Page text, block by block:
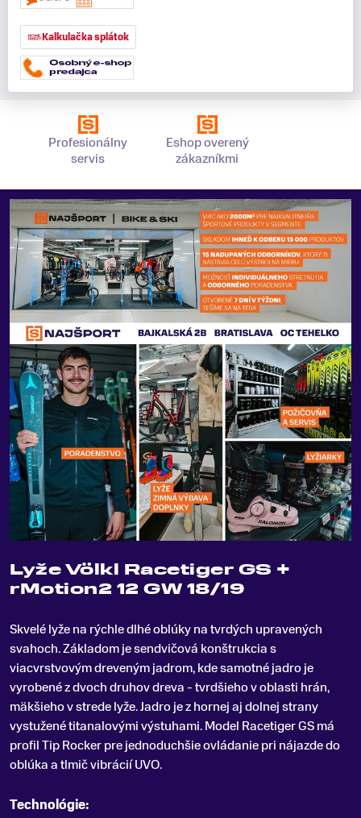
Kalkulačka splátok
Profesionálny
servis
Eshop overený
zákazníkmi
Lyže Völkl Racetiger GS +
rMotion2 12 GW 18/19
Skvelé lyže na rýchle dlhé oblúky na tvrdých upravených
svahoch.Základom je sendvičová konštrukcia s
viacvrstvovým dreveným jadrom, kde samotné jadro je
vyrobené z dvoch druhov dreva - tvrdšieho v oblasti hrán,
mäkšieho v strede lyže. Jadro je z hornej aj dolnej strany
vystužené titanalovými výstuhami. Model Racetiger GS má
profil Tip Rocker pre jednoduchšie ovládanie pri nájazde do
oblúka a tlmič vibrácií UVO.
Technológie: